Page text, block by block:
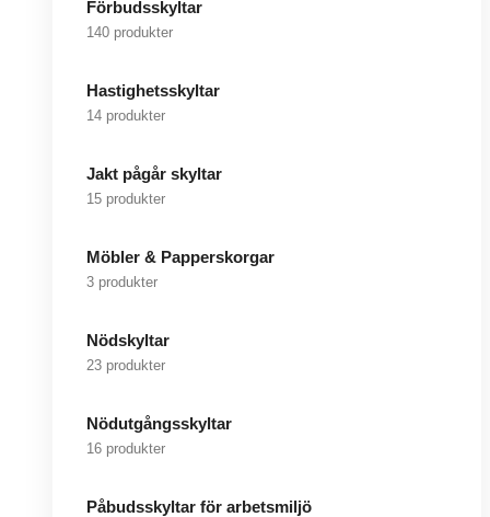
Förbudsskyltar
140 produkter
Hastighetsskyltar
14 produkter
Jakt pågår skyltar
15 produkter
Möbler & Papperskorgar
3 produkter
Nödskyltar
23 produkter
Nödutgångsskyltar
16 produkter
Påbudsskyltar för arbetsmiljö